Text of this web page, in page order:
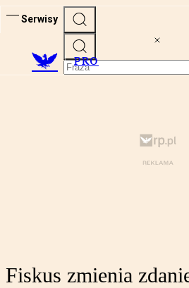
Serwisy
PRO
Fiskus zmienia